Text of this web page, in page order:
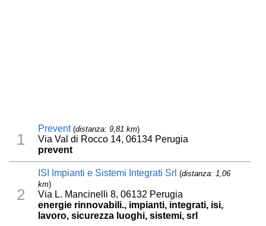
1
Prevent(distanza: 9,81 km)
Via Val di Rocco 14, 06134 Perugia
prevent
2
ISI Impianti e Sistemi Integrati Srl (distanza: 1,06
km)
Via L. Mancinelli 8, 06132 Perugia
energie rinnovabili., impianti, integrati, isi,
lavoro, sicurezza luoghi, sistemi, srl